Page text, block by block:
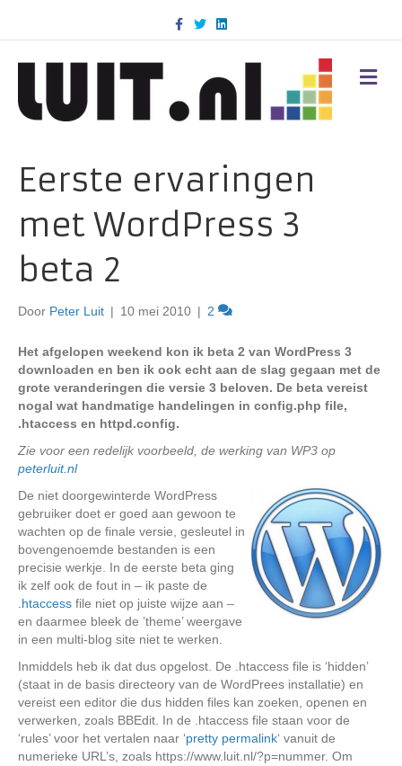
c
k
T
w
i
n
d
M
E
Eerste ervaringen
met WordPress 3
beta 2
Door Peter Luit | 10 mei 2010 | 2
Het afgelopen weekend kon ik beta 2 van WordPress 3
downloaden en ben ik ook echt aan de slag gegaan met de
grote veranderingen die versie 3 beloven. De beta vereist
nogal wat handmatige handelingen in config.php file,
.htaccess en httpd.config.
Zie voor een redelijk voorbeeld, de werking van WP3 op
peterluit.nl
De niet doorgewinterde WordPress
gebruiker doet er goed aan gewoon te
wachten op de finale versie, gesleutel in
bovengenoemde bestanden is een
precisie werkje. In de eerste beta ging
ik zelf ook de fout in – ik paste de
.htaccess file niet op juiste wijze aan –
en daarmee bleek de ’theme’ weergave
in een multi-blog site niet te werken.
Inmiddels heb ik dat dus opgelost. De .htaccess file is ‘hidden’
(staat in de basis directeory van de WordPrees installatie) en
vereist een editor die dus hidden files kan zoeken, openen en
verwerken, zoals BBEdit. In de .htaccess file staan voor de
‘rules’ voor het vertalen naar ‘pretty permalink‘ vanuit de
numerieke URL’s, zoals https://www.luit.nl/?p=nummer. Om